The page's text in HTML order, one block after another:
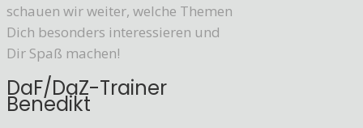
schauen wir weiter, welche Themen
Dich besonders interessieren und
Dir Spaß machen!
DaF/DaZ-Trainer
Benedikt